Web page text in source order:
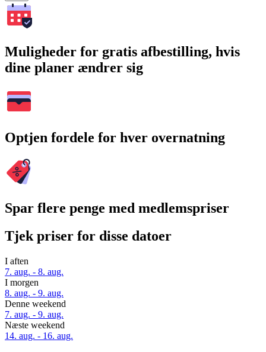
Muligheder for gratis afbestilling, hvis
dine planer ændrer sig
Optjen fordele for hver overnatning
Spar flere penge med medlemspriser
Tjek priser for disse datoer
I aften
7. aug. - 8. aug.
I morgen
8. aug. - 9. aug.
Denne weekend
7. aug. - 9. aug.
Næste weekend
14. aug. - 16. aug.